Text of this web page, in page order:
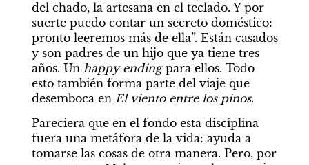
del chado, la artesana en el teclado. Y por
suerte puedo contar un secreto doméstico:
pronto leeremos más de ella”. Están casados
y son padres de un hijo que ya tiene tres
años. Un happy ending para ellos. Todo
esto también forma parte del viaje que
desemboca en El viento entre los pinos.
Pareciera que en el fondo esta disciplina
fuera una metáfora de la vida: ayuda a
tomarse las cosas de otra manera. Pero, por